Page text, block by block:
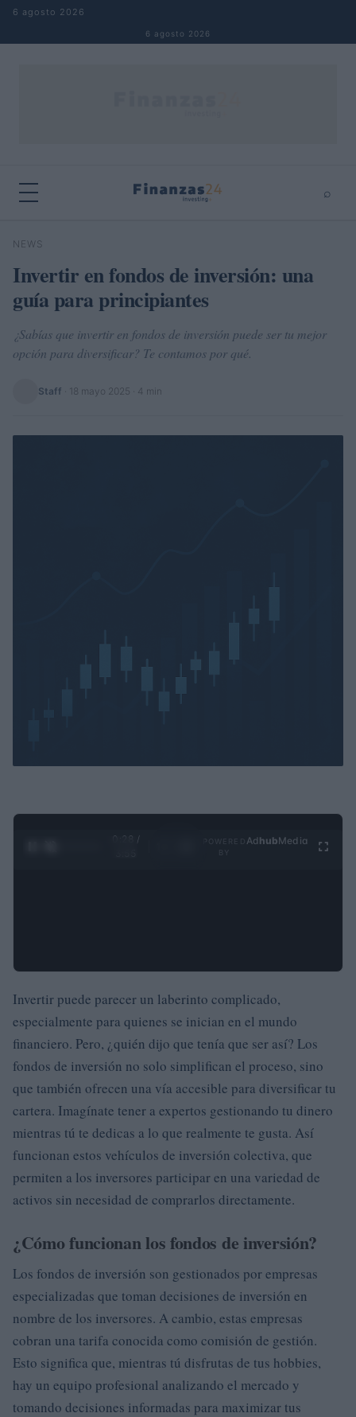
Saltar al contenido
6 agosto 2026
6 agosto 2026
⌕
Buscar
NEWS
Invertir en fondos de inversión: una
guía para principiantes
¿Sabías que invertir en fondos de inversión puede ser tu mejor
opción para diversificar? Te contamos por qué.
Staff 18 mayo 2025 · 4 min
0:29 /
Ad hubMedia
Invertir puede parecer un laberinto complicado,
especialmente para quienes se inician en el mundo
financiero. Pero, ¿quién dijo que tenía que ser así? Los
fondos de inversión no solo simplifican el proceso, sino
que también ofrecen una vía accesible para diversificar tu
cartera. Imagínate tener a expertos gestionando tu dinero
mientras tú te dedicas a lo que realmente te gusta. Así
funcionan estos vehículos de inversión colectiva, que
permiten a los inversores participar en una variedad de
activos sin necesidad de comprarlos directamente.
¿Cómo funcionan los fondos de inversión?
Los fondos de inversión son gestionados por empresas
especializadas que toman decisiones de inversión en
nombre de los inversores. A cambio, estas empresas
cobran una tarifa conocida como comisión de gestión.
Esto significa que, mientras tú disfrutas de tus hobbies,
hay un equipo profesional analizando el mercado y
tomando decisiones informadas para maximizar tus